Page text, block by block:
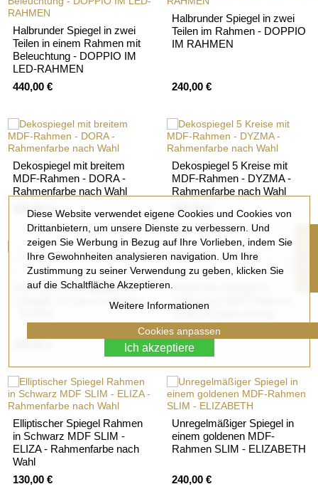
Halbrunder Spiegel in zwei
Teilen in einem Rahmen mit
Beleuchtung - DOPPIO IM
LED-RAHMEN
440,00 €
Halbrunder Spiegel in zwei
Teilen im Rahmen - DOPPIO
IM RAHMEN
240,00 €
Dekospiegel mit breitem
MDF-Rahmen - DORA -
Rahmenfarbe nach Wahl
350,00 €
Dekospiegel 5 Kreise mit
MDF-Rahmen - DYZMA -
Rahmenfarbe nach Wahl
160,00 €
Dekorativer Rundpiegel in
Loftoptik mit Sprossenleisten
Eliptischer Spiegel im
schwarzen MDF-Rahmen
ELIZA LED
200,00 €
Elliptischer Spiegel Rahmen
in Schwarz MDF SLIM -
ELIZA - Rahmenfarbe nach
Wahl
130,00 €
Unregelmäßiger Spiegel in
einem goldenen MDF-
Rahmen SLIM - ELIZABETH
240,00 €
Diese Website verwendet eigene Cookies und Cookies von
Drittanbietern, um unsere Dienste zu verbessern. Und
zeigen Sie Werbung in Bezug auf Ihre Vorlieben, indem Sie
Ihre Gewohnheiten analysieren navigation. Um Ihre
Zustimmung zu seiner Verwendung zu geben, klicken Sie
auf die Schaltfläche Akzeptieren.
Weitere Informationen
Cookies anpassen
Ich akzeptiere